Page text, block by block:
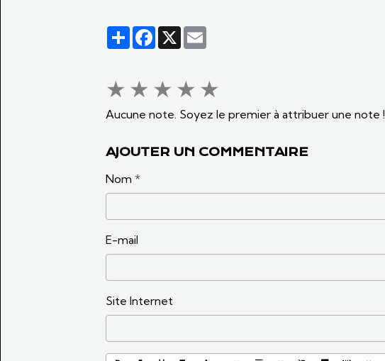
PartagerFacebook
X
★ ★ ★ ★ ★
Aucune note. Soyez le premier à attribuer une note !
AJOUTER UN COMMENTAIRE
Nom
E-mail
Site Internet